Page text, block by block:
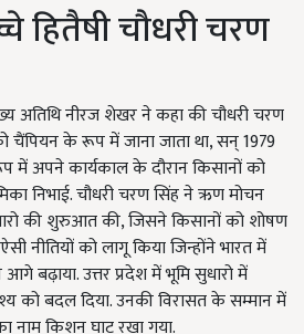
हितैषी चौधरी चरण
अतिथि नीरज शेखर ने कहा की चौधरी चरण
चैंपियन के रूप में जाना जाता था, सन् 1979
में अपने कार्यकाल के दौरान किसानों को
निभाई. चौधरी चरण सिंह ने ऋण मोचन
की शुरुआत की, जिसने किसानों को शोषण
नीतियों को लागू किया जिन्होंने भारत में
बढ़ाया. उत्तर प्रदेश में भूमि सुधारो में
को बदल दिया. उनकी विरासत के सम्मान में